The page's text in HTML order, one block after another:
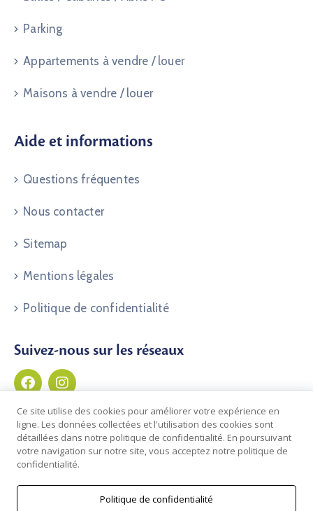
Parking
Appartements à vendre / louer
Maisons à vendre / louer
Aide et informations
Questions fréquentes
Nous contacter
Sitemap
Mentions légales
Politique de confidentialité
Suivez-nous sur les réseaux
Ce site utilise des cookies pour améliorer votre expérience en
ligne. Les données collectées et l'utilisation des cookies sont
détaillées dans notre politique de confidentialité. En poursuivant
votre navigation sur notre site, vous acceptez notre politique de
confidentialité.
Politique de confidentialité